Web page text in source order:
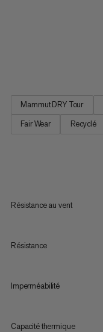
Mammut DRY Tour
Fair Wear
Recyclé
Résistance au vent
Résistance
Imperméabilité
Capacité thermique